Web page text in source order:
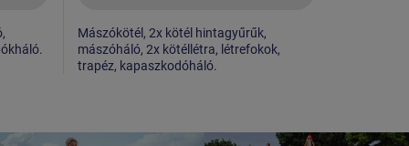
Mászókötél, 2x kötél hintagyűrűk,
mászóháló, 2x kötéllétra, létrefokok,
trapéz, kapaszkodóháló.